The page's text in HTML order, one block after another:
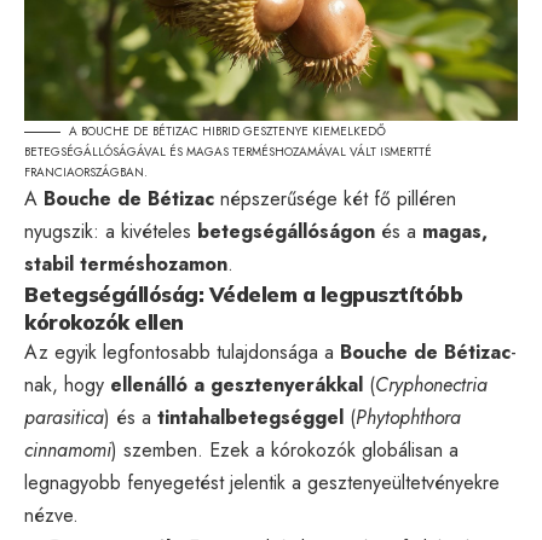
A BOUCHE DE BÉTIZAC HIBRID GESZTENYE KIEMELKEDŐ
BETEGSÉGÁLLÓSÁGÁVAL ÉS MAGAS TERMÉSHOZAMÁVAL VÁLT ISMERTTÉ
FRANCIAORSZÁGBAN.
A Bouche de Bétizac népszerűsége két fő pilléren
nyugszik: a kivételes betegségállóságon és a magas,
stabil terméshozamon.
Betegségállóság: Védelem a legpusztítóbb
kórokozók ellen
Az egyik legfontosabb tulajdonsága a Bouche de Bétizac-
nak, hogy ellenálló a gesztenyerákkal (Cryphonectria
parasitica) és a tintahalbetegséggel (Phytophthora
cinnamomi) szemben. Ezek a kórokozók globálisan a
legnagyobb fenyegetést jelentik a gesztenyeültetvényekre
nézve.